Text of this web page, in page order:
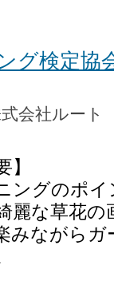
グ検定協
会社ルー
】
ングのポ
麗な草花
みながら